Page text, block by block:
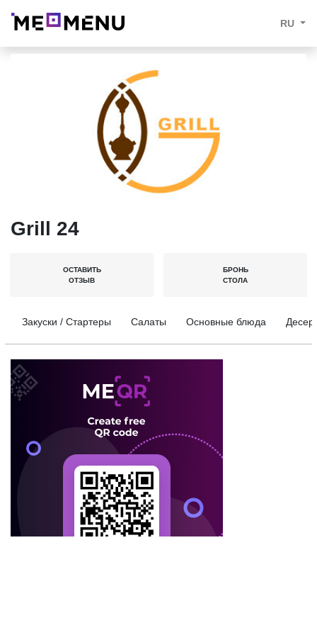
RU
Grill 24
ОСТАВИТЬ
ОТЗЫВ
БРОНЬ
СТОЛА
Закуски / Стартеры Салаты Основные блюда